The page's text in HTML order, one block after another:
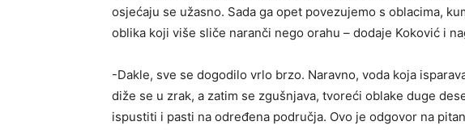
osjećaju se užasno. Sada ga opet povezujemo s oblacima,
oblika koji više sliče naranči nego orahu – dodaje Koković i
-Dakle, sve se dogodilo vrlo brzo. Naravno, voda koja
diže se u zrak, a zatim se zgušnjava, tvoreći oblake duge
ispustiti i pasti na određena područja. Ovo je odgovor na